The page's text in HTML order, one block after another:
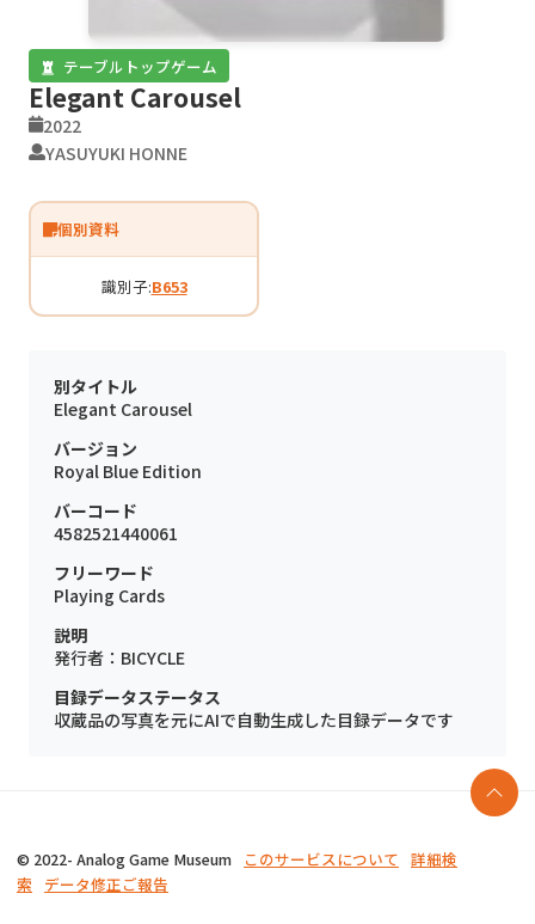
テーブルトップゲーム
Elegant Carousel
2022
YASUYUKI HONNE
個別資料
識別子:B653
別タイトル
Elegant Carousel
バージョン
Royal Blue Edition
バーコード
4582521440061
フリーワード
Playing Cards
説明
発行者：BICYCLE
目録データステータス
収蔵品の写真を元にAIで自動生成した目録データです
© 2022- Analog Game Museum このサービスについて 詳細検
索
データ修正ご報告